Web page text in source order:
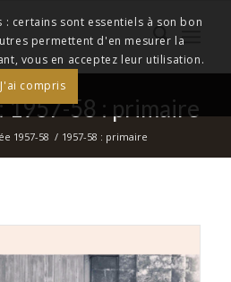
1957-58 : primaire
1957-58 / 1957-58 : primaire
: certains sont essentiels à son bon
permettent d'en mesurer la
vous en acceptez leur utilisation.
J'ai compris